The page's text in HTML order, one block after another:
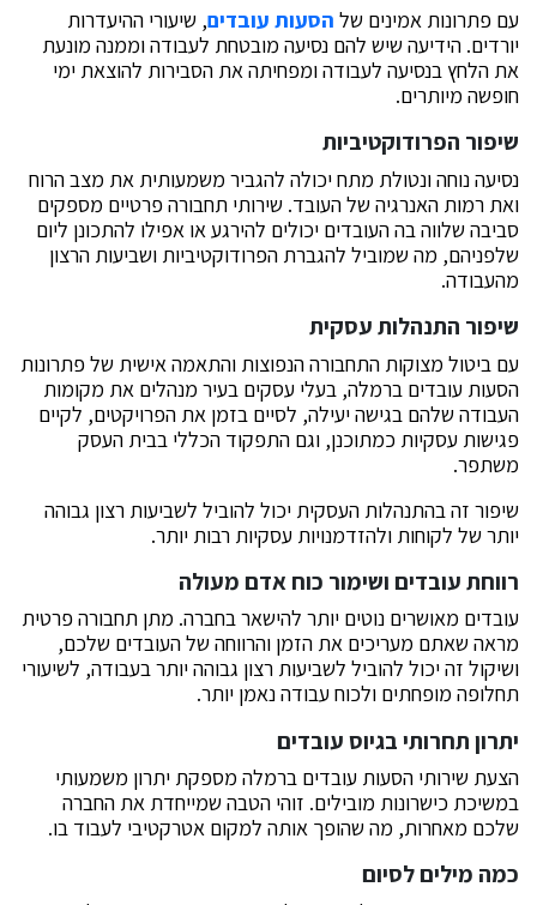
עם פתרונות אמינים של הסעות עובדים, שיעורי ההיעדרות
יורדים. הידיעה שיש להם נסיעה מובטחת לעבודה וממנה מונעת
את הלחץ בנסיעה לעבודה ומפחיתה את הסבירות להוצאת ימי
חופשה מיותרים.
שיפור הפרודוקטיביות
נסיעה נוחה ונטולת מתח יכולה להגביר משמעותית את מצב הרוח
ואת רמות האנרגיה של העובד. שירותי תחבורה פרטיים מספקים
סביבה שלווה בה העובדים יכולים להירגע או אפילו להתכונן ליום
שלפניהם, מה שמוביל להגברת הפרודוקטיביות ושביעות הרצון
מהעבודה.
שיפור התנהלות עסקית
עם ביטול מצוקות התחבורה הנפוצות והתאמה אישית של פתרונות
הסעות עובדים ברמלה, בעלי עסקים בעיר מנהלים את מקומות
העבודה שלהם בגישה יעילה, לסיים בזמן את הפרויקטים, לקיים
פגישות עסקיות כמתוכנן, וגם התפקוד הכללי בבית העסק
משתפר.
שיפור זה בהתנהלות העסקית יכול להוביל לשביעות רצון גבוהה
יותר של לקוחות ולהזדמנויות עסקיות רבות יותר.
רווחת עובדים ושימור כוח אדם מעולה
עובדים מאושרים נוטים יותר להישאר בחברה. מתן תחבורה פרטית
מראה שאתם מעריכים את הזמן והרווחה של העובדים שלכם,
ושיקול זה יכול להוביל לשביעות רצון גבוהה יותר בעבודה, לשיעורי
תחלופה מופחתים ולכוח עבודה נאמן יותר.
יתרון תחרותי בגיוס עובדים
הצעת שירותי הסעות עובדים ברמלה מספקת יתרון משמעותי
במשיכת כישרונות מובילים. זוהי הטבה שמייחדת את החברה
שלכם מאחרות, מה שהופך אותה למקום אטרקטיבי לעבוד בו.
כמה מילים לסיום